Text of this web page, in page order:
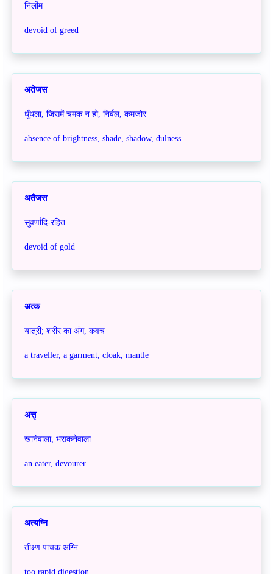
निर्लोम
devoid of greed
अतेजस
धुँधला, जिसमें चमक न हो, निर्बल, कमजोर
absence of brightness, shade, shadow, dulness
अतैजस
सुवर्णादि-रहित
devoid of gold
अत्क
यात्री; शरीर का अंग, कवच
a traveller, a garment, cloak, mantle
अत्तृ
खानेवाला, भसकनेवाला
an eater, devourer
अत्यग्नि
तीक्ष्ण पाचक अग्नि
too rapid digestion